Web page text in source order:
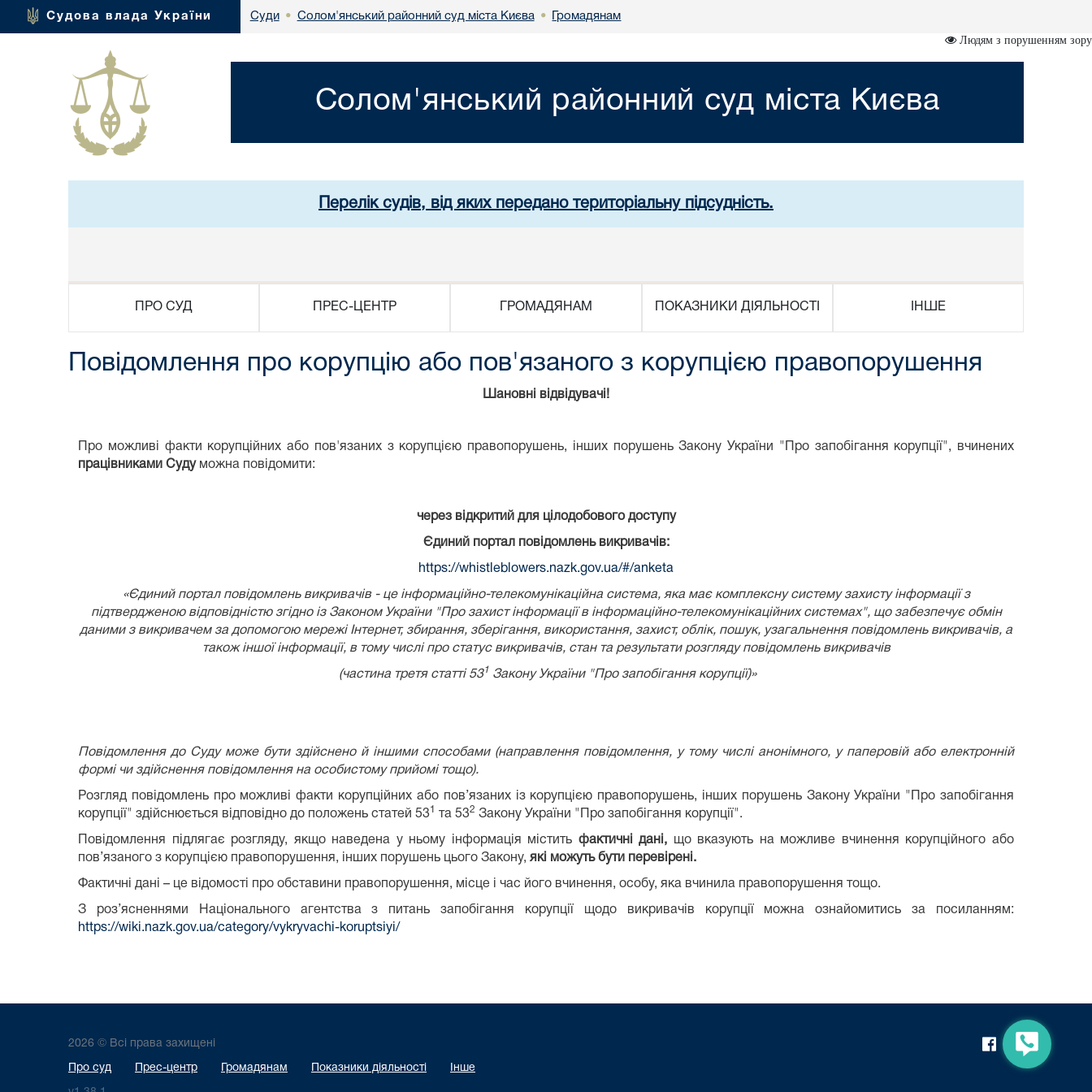
Судова влада України Суди • Солом'янський районний суд міста Києва • Громадянам
Людям з порушенням зору
Солом'янський районний суд міста Києва
Перелік судів, від яких передано територіальну підсудність.
ПРО СУД ПРЕС-ЦЕНТР ГРОМАДЯНАМ ПОКАЗНИКИ ДІЯЛЬНОСТІ ІНШЕ
Повідомлення про корупцію або пов'язаного з корупцією правопорушення
Шановні відвідувачі!
Про можливі факти корупційних або пов'язаних з корупцією правопорушень, інших порушень Закону України "Про запобігання корупції", вчинених
працівниками Судуможна повідомити:
через відкритий для цілодобового доступу
Єдиний портал повідомлень викривачів:
https://whistleblowers.nazk.gov.ua/#/anketa
«Єдиний портал повідомлень викривачів - це інформаційно-телекомунікаційна система, яка має комплексну систему захисту інформації з
підтвердженою відповідністю згідно із Законом України"Про захист інформації в інформаційно-телекомунікаційних системах", що забезпечує обмін
даними з викривачем за допомогою мережі Інтернет, збирання, зберігання, використання, захист, облік, пошук, узагальнення повідомлень викривачів, а
також іншої інформації, в тому числі про статус викривачів, стан та результати розгляду повідомлень викривачів
(частина третя статті 531 Закону України "Про запобігання корупції)»
Повідомлення до Суду може бути здійснено й іншими способами (направлення повідомлення, у тому числі анонімного, у паперовій або електронній
формі чи здійснення повідомлення на особистому прийомі тощо).
Розгляд повідомлень про можливі факти корупційних або пов’язаних із корупцією правопорушень, інших порушень Закону України "Про запобігання
корупції" здійснюється відповідно до положень статей 531 та 532 Закону України "Про запобігання корупції".
Повідомлення підлягає розгляду, якщо наведена у ньому інформація містить фактичні дані, що вказують на можливе вчинення корупційного або
пов’язаного з корупцією правопорушення, інших порушень цього Закону, які можуть бути перевірені.
Фактичні дані – це відомості про обставини правопорушення, місце і час його вчинення, особу, яка вчинила правопорушення тощо.
З роз’ясненнями Національного агентства з питань запобігання корупції щодо викривачів корупції можна ознайомитись за посиланням:
https://wiki.nazk.gov.ua/category/vykryvachi-koruptsiyi/
2026 © Всі права захищені
Про суд Прес-центр Громадянам Показники діяльності Інше